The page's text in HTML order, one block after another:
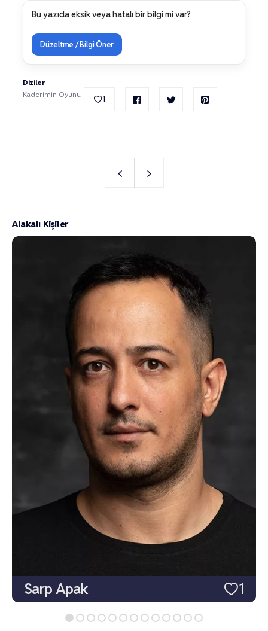
Bu yazıda eksik veya hatalı bir bilgi mi var?
Düzeltme / Bilgi Öner
Diziler
Kaderimin Oyunu
1
Alakalı Kişiler
1
Sarp Apak